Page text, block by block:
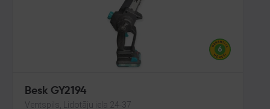
Besk GY2194
Ventspils, Lidotāju iela 24-37